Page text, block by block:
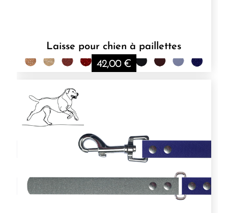
Laisse pour chien à paillettes
42,00 €